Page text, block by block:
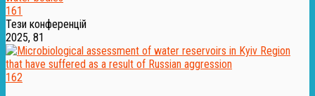
161
Тези конференцій
2025, 81
162